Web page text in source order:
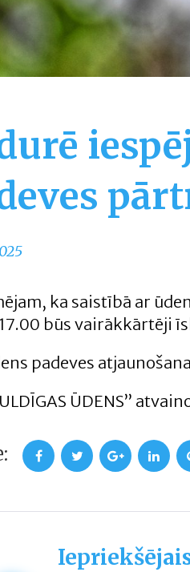
ka saistībā ar
būs vairākkārtēji
padeves
ŪDENS”
Facebook Twitter Google+